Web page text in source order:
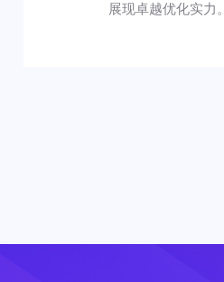
展现卓越优化实力。